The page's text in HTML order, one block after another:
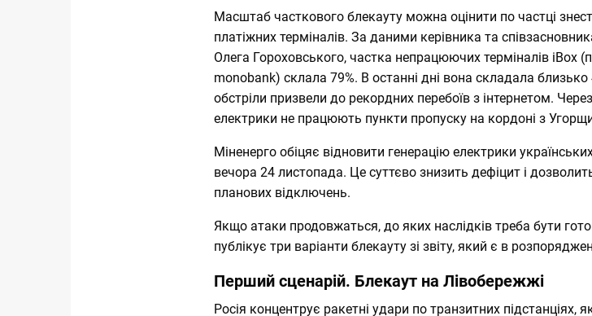
Масштаб часткового блекауту можна оцінити по частці
платіжних терміналів. За даними керівника та
Олега Гороховського, частка непрацюючих терміналів iBox
monobank) склала 79%. В останні дні вона складала близько
обстріли призвели до рекордних перебоїв з інтернетом.
електрики не працюють пункти пропуску на кордоні з
Міненерго обіцяє відновити генерацію електрики
вечора 24 листопада. Це суттєво знизить дефіцит і
планових відключень.
Якщо атаки продовжаться, до яких наслідків треба бути
публікує три варіанти блекауту зі звіту, який є в
Перший сценарій. Блекаут на Лівобережжі
Росія концентрує ракетні удари по транзитних підстанціях,